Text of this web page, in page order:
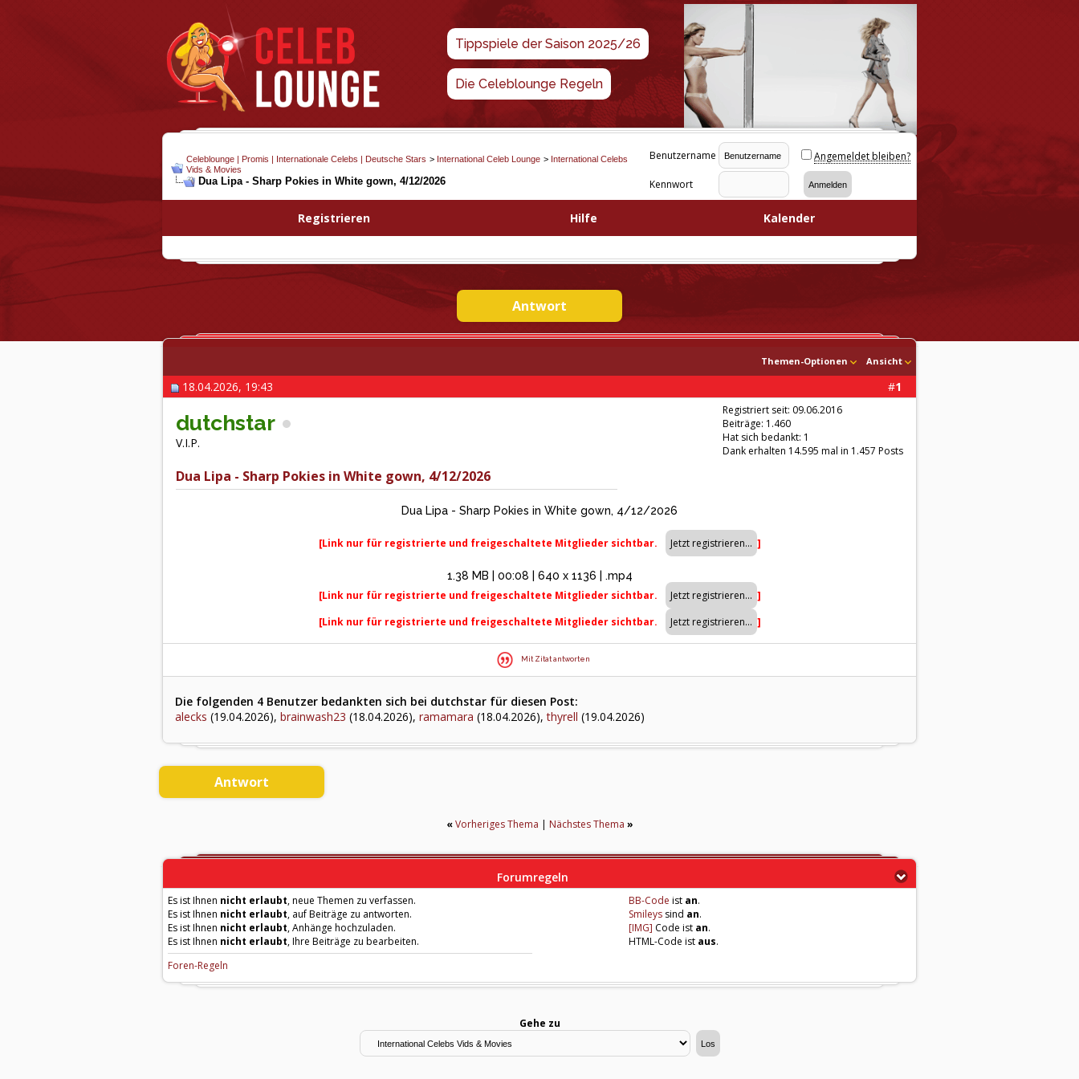
Tippspiele der Saison 2025/26
Die Celeblounge Regeln
Celeblounge | Promis | Internationale Celebs | Deutsche Stars > International Celeb Lounge > International Celebs
Vids & Movies
Dua Lipa - Sharp Pokies in White gown, 4/12/2026
Benutzername Angemeldet bleiben?
Kennwort
Registrieren Hilfe Kalender
Antwort
Themen-Optionen Ansicht
#1
18.04.2026, 19:43
dutchstar
V.I.P.
Registriert seit: 09.06.2016
Beiträge: 1.460
Hat sich bedankt: 1
Dank erhalten 14.595 mal in 1.457 Posts
Dua Lipa - Sharp Pokies in White gown, 4/12/2026
Dua Lipa - Sharp Pokies in White gown, 4/12/2026
[Link nur für registrierte und freigeschaltete Mitglieder sichtbar. ]
1.38 MB | 00:08 | 640 x 1136 | .mp4
[Link nur für registrierte und freigeschaltete Mitglieder sichtbar.
]
[Link nur für registrierte und freigeschaltete Mitglieder sichtbar.
]
Mit Zitat antworten
Die folgenden 4 Benutzer bedankten sich bei dutchstar für diesen Post:
alecks (19.04.2026), brainwash23 (18.04.2026), ramamara (18.04.2026),thyrell (19.04.2026)
Antwort
« Vorheriges Thema | Nächstes Thema »
Forumregeln
Es ist Ihnen nicht erlaubt, neue Themen zu verfassen.
Es ist Ihnen nicht erlaubt, auf Beiträge zu antworten.
Es ist Ihnen nicht erlaubt, Anhänge hochzuladen.
Es ist Ihnen nicht erlaubt, Ihre Beiträge zu bearbeiten.
Foren-Regeln
BB-Code ist an.
Smileys sind an.
[IMG] Code ist an.
HTML-Code ist aus.
Gehe zu